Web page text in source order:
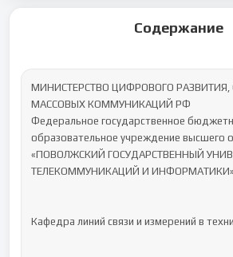
Содержание
МИНИСТЕРСТВО ЦИФРОВОГО РАЗВИТИЯ,
МАССОВЫХ КОММУНИКАЦИЙ РФ
Федеральное государственное
образовательное учреждение высшего
«ПОВОЛЖСКИЙ ГОСУДАРСТВЕННЫЙ
ТЕЛЕКОММУНИКАЦИЙ И ИНФОРМАТИКИ»
Кафедра линий связи и измерений в